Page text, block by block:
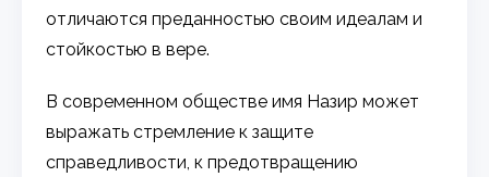
отличаются преданностью своим идеалам и
стойкостью в вере.
В современном обществе имя Назир может
выражать стремление к защите
справедливости, к предотвращению